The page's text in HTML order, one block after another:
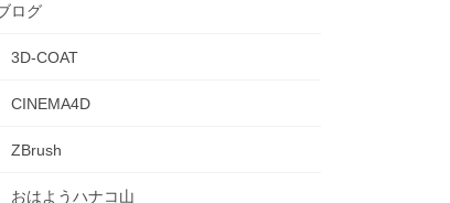
ログ
3D-COAT
CINEMA4D
ZBrush
おはようハナコ山